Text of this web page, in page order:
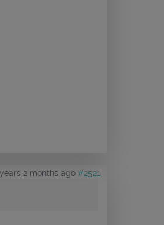
2 months ago #2521